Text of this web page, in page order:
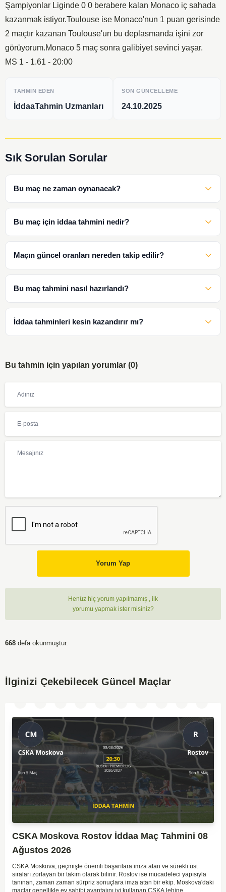
Şampiyonlar Liginde 0 0 berabere kalan Monaco iç sahada
kazanmak istiyor.Toulouse ise Monaco'nun 1 puan gerisinde
2 maçtır kazanan Toulouse'un bu deplasmanda işini zor
görüyorum.Monaco 5 maç sonra galibiyet sevinci yaşar.
MS 1 - 1.61 - 20:00
TAHMIN EDEN
İddaaTahmin Uzmanları
SON GÜNCELLEME
24.10.2025
Sık Sorulan Sorular
Bu maç ne zaman oynanacak?
Bu maç için iddaa tahmini nedir?
Maçın güncel oranları nereden takip edilir?
Bu maç tahmini nasıl hazırlandı?
İddaa tahminleri kesin kazandırır mı?
Bu tahmin için yapılan yorumlar (0)
Yorum Yap
Henüz hiç yorum yapılmamış , ilk
yorumu yapmak ister misiniz?
668 defa okunmuştur.
İlginizi Çekebilecek Güncel Maçlar
CSKA Moskova Rostov İddaa Maç Tahmini 08
Ağustos 2026
CSKA Moskova, geçmişte önemli başarılara imza atan ve sürekli üst
sıraları zorlayan bir takım olarak bilinir. Rostov ise mücadeleci yapısıyla
tanınan, zaman zaman sürpriz sonuçlara imza atan bir ekip. Moskova'daki